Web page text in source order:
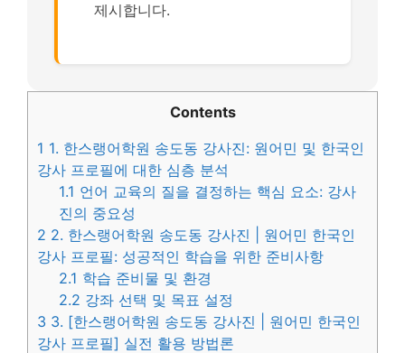
제시합니다.
Contents
1 1. 한스랭어학원 송도동 강사진: 원어민 및 한국인
강사 프로필에 대한 심층 분석
1.1 언어 교육의 질을 결정하는 핵심 요소: 강사
진의 중요성
2 2. 한스랭어학원 송도동 강사진 | 원어민 한국인
강사 프로필: 성공적인 학습을 위한 준비사항
2.1 학습 준비물 및 환경
2.2 강좌 선택 및 목표 설정
3 3. [한스랭어학원 송도동 강사진 | 원어민 한국인
강사 프로필] 실전 활용 방법론